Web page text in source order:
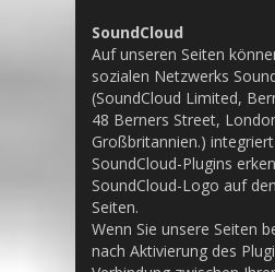
SoundCloud
Auf unseren Seiten
sozialen Netzwerks
(SoundCloud Limited,
48 Berners Street,
Großbritannien.)
SoundCloud-Plugins
SoundCloud-Logo auf
Seiten.
Wenn Sie unsere Seiten
nach Aktivierung des